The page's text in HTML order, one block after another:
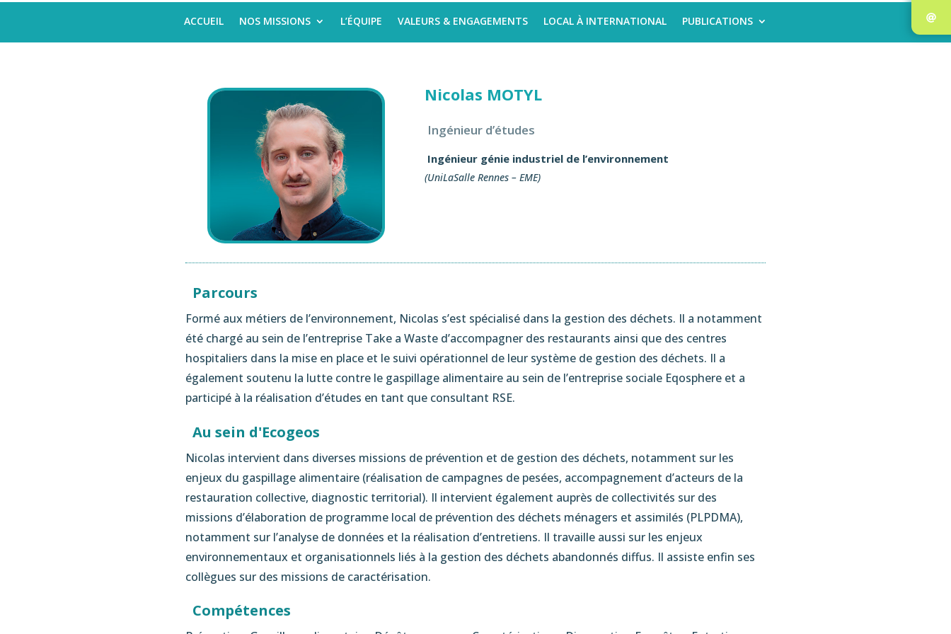
ACCUEIL NOS MISSIONS L’ÉQUIPE VALEURS & ENGAGEMENTS LOCAL À INTERNATIONAL PUBLICATIONS
Nicolas MOTYL
Ingénieur d’études
Ingénieur génie industriel de l’environnement
(UniLaSalle Rennes – EME)
Parcours
Formé aux métiers de l’environnement, Nicolas s’est spécialisé dans la gestion des déchets. Il a notamment
été chargé au sein de l’entreprise Take a Waste d’accompagner des restaurants ainsi que des centres
hospitaliers dans la mise en place et le suivi opérationnel de leur système de gestion des déchets. Il a
également soutenu la lutte contre le gaspillage alimentaire au sein de l’entreprise sociale Eqosphere et a
participé à la réalisation d’études en tant que consultant RSE.
Au sein d'Ecogeos
Nicolas intervient dans diverses missions de prévention et de gestion des déchets, notamment sur les
enjeux du gaspillage alimentaire (réalisation de campagnes de pesées, accompagnement d’acteurs de la
restauration collective, diagnostic territorial). Il intervient également auprès de collectivités sur des
missions d’élaboration de programme local de prévention des déchets ménagers et assimilés (PLPDMA),
notamment sur l’analyse de données et la réalisation d’entretiens. Il travaille aussi sur les enjeux
environnementaux et organisationnels liés à la gestion des déchets abandonnés diffus. Il assiste enfin ses
collègues sur des missions de caractérisation.
Compétences